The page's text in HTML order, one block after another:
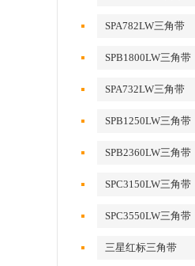
SPA782LW三角带
SPB1800LW三角带
SPA732LW三角带
SPB1250LW三角带
SPB2360LW三角带
SPC3150LW三角带
SPC3550LW三角带
三星红标三角带